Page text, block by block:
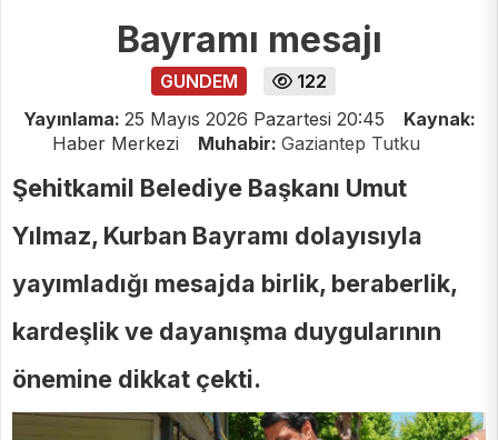
Bayramı mesajı
GUNDEM
122
Yayınlama: 25 Mayıs 2026 Pazartesi 20:45
Kaynak:
Haber Merkezi
Muhabir: Gaziantep Tutku
Şehitkamil Belediye Başkanı Umut
Yılmaz, Kurban Bayramı dolayısıyla
yayımladığı mesajda birlik, beraberlik,
kardeşlik ve dayanışma duygularının
önemine dikkat çekti.